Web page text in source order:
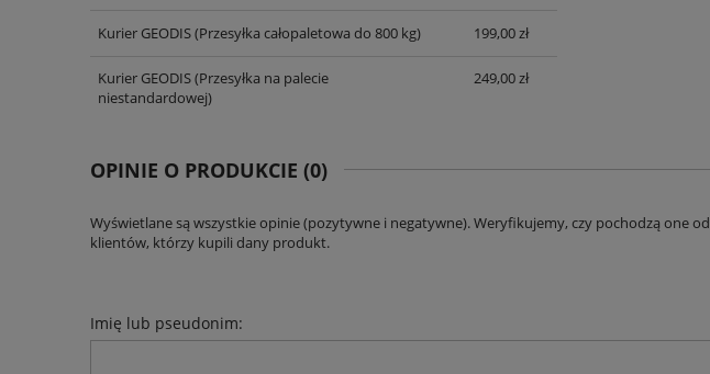
Kurier GEODIS(Przesyłka całopaletowa do 800 kg) 199,00 zł
Kurier GEODIS(Przesyłka na palecie
niestandardowej)
249,00 zł
OPINIE O PRODUKCIE (0)
Wyświetlane są wszystkie opinie (pozytywne i negatywne). Weryfikujemy, czy pochodzą one od
klientów, którzy kupili dany produkt.
Imię lub pseudonim: